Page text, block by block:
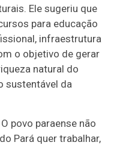
Ele sugeriu que
para educação
infraestrutura
o objetivo de gerar
natural do
sustentável da
povo paraense não
Pará quer trabalhar,